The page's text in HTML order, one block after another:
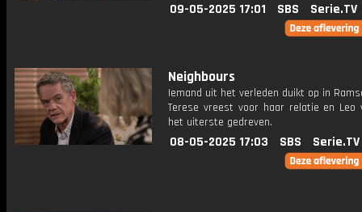
09-05-2025 17:01 SBS Serie.TV
Neighbours
Iemand uit het verleden duikt op in
Terese vreest voor haar relatie en
het uiterste gedreven.
08-05-2025 17:03 SBS Serie.TV